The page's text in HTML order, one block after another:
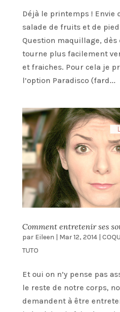
Déjà le printemps ! Envie
salade de fruits et de
Question maquillage, dès
tourne plus facilement
et fraiches. Pour cela je
l’option Paradisco (fard...
Comment entretenir ses
par Eileen | Mar 12, 2014|
TUTO
Et oui on n’y pense pas
le reste de notre corps,
demandent à être